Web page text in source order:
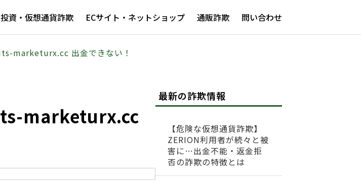
資・仮想通貨詐欺 ECサイト・ネットショップ 通販詐欺 問い合わせ
marketurx.cc 出金できない！
marketurx.cc
最新の詐欺情報
【危険な仮想通貨詐欺】
ZERION利用者が続々と被
害に…出金不能・返金拒
否の詐欺の特徴とは